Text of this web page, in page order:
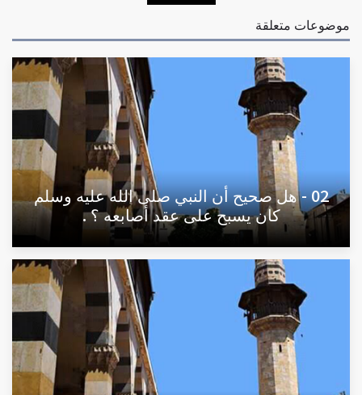
موضوعات متعلقة
02 - هل صحيح أن النبي صلى الله عليه وسلم
كان يسبح على عقد أصابعه ؟ .